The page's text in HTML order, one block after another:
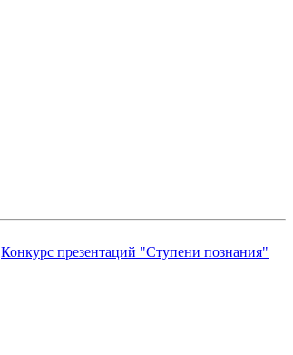
Конкурс презентаций "Ступени познания"